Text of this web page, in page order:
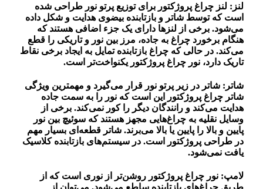
لنز: لنز چراغ پروژکتور برای توزیع پرتو نور طراحی شده
است که توسط شاتر و بازتابنده بیضوی هدایت و شکل داده
می‌شود. برخی از لنزها دارای یک جزء اضافی هستند که
هنگام برخورد چراغ به جاده، مرز بین نور و تاریکی را قطع
می‌کند. در حالی که چراغ بازتابنده تمایل به ایجاد برخی نقاط
تاریک دارد، نور چراغ پروژکتور یکنواخت‌تر است.
شاتر: شاتر در زیر پرتو نور قرار می‌گیرد و مهمترین ویژگی
شاتر چراغ پروژکتور این است که نور را به سمت جاده
هدایت می‌کند و رانندگان دیگر را کور نمی‌کند. برخی از
وسایل نقلیه به چراغ‌هایی مجهز هستند که سوئیچ بین نور
پایین و بالا را پایین یا بالا می‌برند. شاتر قطعه‌ای بسیار مهم
در طراحی پروژکتور است. در سیستم‌های بازتابنده کلاسیک
یافت نمی‌شود.
لامپ: نور چراغ پروژکتور روشن‌تر از نوری است که از
طریق چراغ‌های بازتابنده ساطع می‌شود. می‌توان از